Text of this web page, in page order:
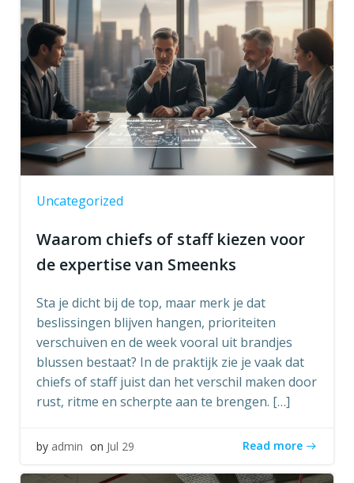
Uncategorized
Waarom chiefs of staff kiezen voor
de expertise van Smeenks
Sta je dicht bij de top, maar merk je dat
beslissingen blijven hangen, prioriteiten
verschuiven en de week vooral uit brandjes
blussen bestaat? In de praktijk zie je vaak dat
chiefs of staff juist dan het verschil maken door
rust, ritme en scherpte aan te brengen. […]
by admin on Jul 29 Read more